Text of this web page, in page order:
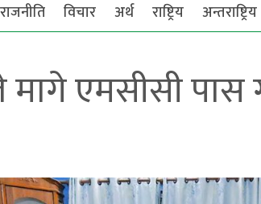
राजनीति विचार अर्थ राष्ट्रिय अन्तराष्ट्रिय
मागे एमसीसी